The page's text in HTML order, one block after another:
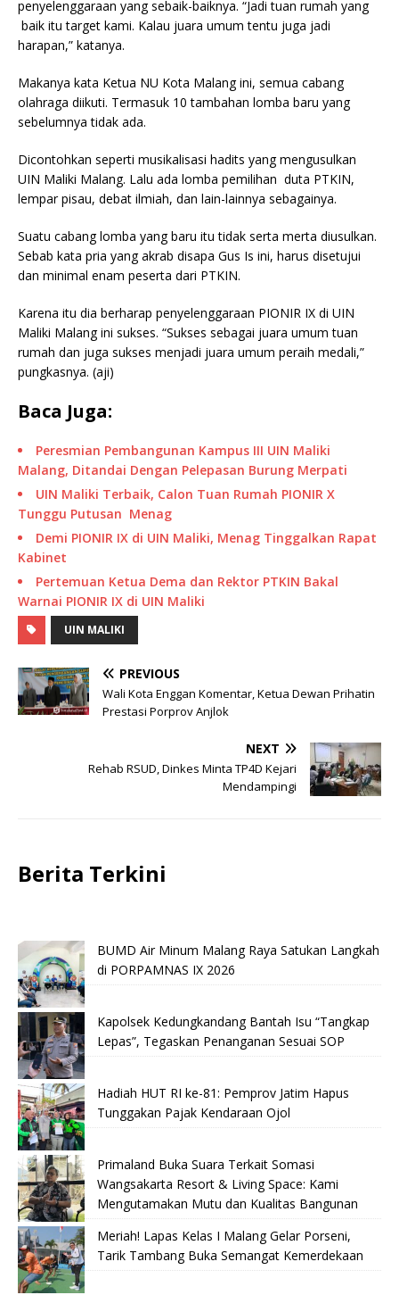
penyelenggaraan yang sebaik-baiknya. “Jadi tuan rumah yang
baik itu target kami. Kalau juara umum tentu juga jadi
harapan,” katanya.
Makanya kata Ketua NU Kota Malang ini, semua cabang
olahraga diikuti. Termasuk 10 tambahan lomba baru yang
sebelumnya tidak ada.
Dicontohkan seperti musikalisasi hadits yang mengusulkan
UIN Maliki Malang. Lalu ada lomba pemilihan duta PTKIN,
lempar pisau, debat ilmiah, dan lain-lainnya sebagainya.
Suatu cabang lomba yang baru itu tidak serta merta diusulkan.
Sebab kata pria yang akrab disapa Gus Is ini, harus disetujui
dan minimal enam peserta dari PTKIN.
Karena itu dia berharap penyelenggaraan PIONIR IX di UIN
Maliki Malang ini sukses. “Sukses sebagai juara umum tuan
rumah dan juga sukses menjadi juara umum peraih medali,”
pungkasnya. (aji)
Baca Juga:
Peresmian Pembangunan Kampus III UIN Maliki
Malang, Ditandai Dengan Pelepasan Burung Merpati
UIN Maliki Terbaik, Calon Tuan Rumah PIONIR X
Tunggu Putusan Menag
Demi PIONIR IX di UIN Maliki, Menag Tinggalkan Rapat
Kabinet
Pertemuan Ketua Dema dan Rektor PTKIN Bakal
Warnai PIONIR IX di UIN Maliki
UIN MALIKI
PREVIOUS
Wali Kota Enggan Komentar, Ketua Dewan Prihatin
Prestasi Porprov Anjlok
NEXT
Rehab RSUD, Dinkes Minta TP4D Kejari
Mendampingi
Berita Terkini
BUMD Air Minum Malang Raya Satukan Langkah
di PORPAMNAS IX 2026
Kapolsek Kedungkandang Bantah Isu “Tangkap
Lepas”, Tegaskan Penanganan Sesuai SOP
Hadiah HUT RI ke-81: Pemprov Jatim Hapus
Tunggakan Pajak Kendaraan Ojol
Primaland Buka Suara Terkait Somasi
Wangsakarta Resort & Living Space: Kami
Mengutamakan Mutu dan Kualitas Bangunan
Meriah! Lapas Kelas I Malang Gelar Porseni,
Tarik Tambang Buka Semangat Kemerdekaan